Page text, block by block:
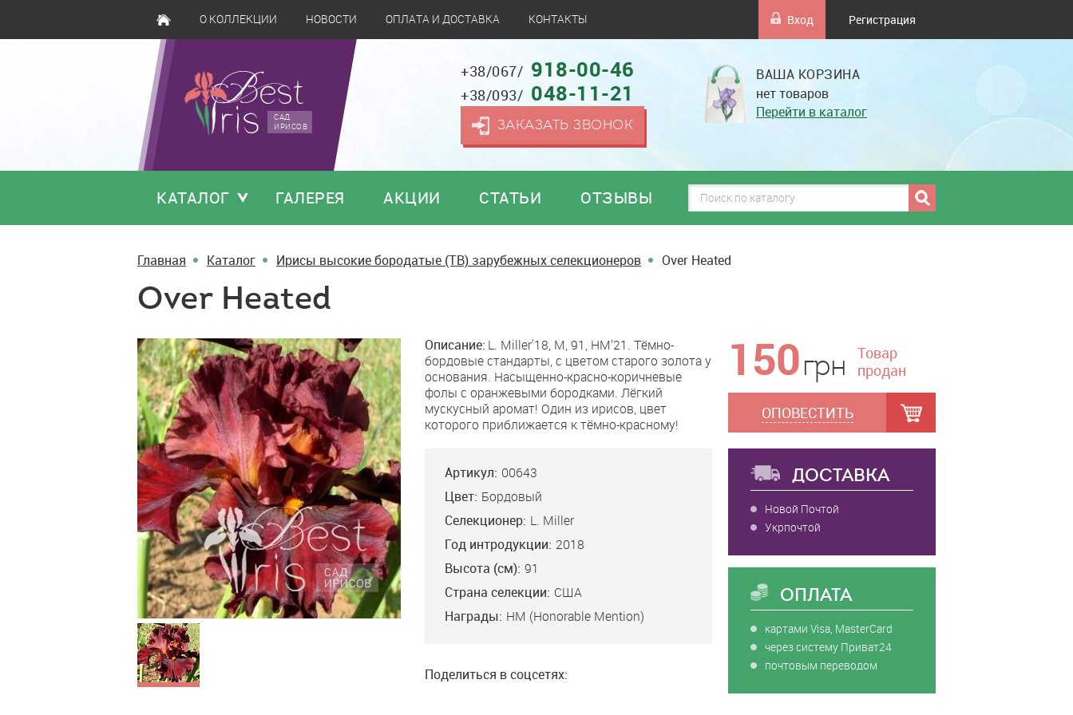
О КОЛЛЕКЦИИ НОВОСТИ ОПЛАТА И ДОСТАВКА КОНТАКТЫ Вход Регистрация
САД
ИРИСОВ
+38/067/ 918-00-46
+38/093/ 048-11-21
ЗАКАЗАТЬ ЗВОНОК
ВАША КОРЗИНА
нет товаров
Перейти в каталог
КАТАЛОГ ГАЛЕРЕЯ АКЦИИ СТАТЬИ ОТЗЫВЫ
Главная Каталог Ирисы высокие бородатые (TB) зарубежных селекционеров Over Heated
Over Heated
Over
Heated
Описание: L. Miller'18, M, 91, HM’21. Тёмно-
бордовые стандарты, с цветом старого золота у
основания. Насыщенно-красно-коричневые
фолы с оранжевыми бородками. Лёгкий
мускусный аромат! Один из ирисов, цвет
которого приближается к тёмно-красному!
Артикул: 00643
Цвет: Бордовый
Селекционер: L. Miller
Год интродукции: 2018
Высота (см): 91
Страна селекции: США
Награды: HM (Honorable Mention)
Поделиться в соцсетях:
грн
150грн
Товар
продан
ОПОВЕСТИТЬ
ДОСТАВКА
Новой Почтой
Укрпочтой
ОПЛАТА
картами Visa, MasterCard
через систему Приват24
почтовым переводом
House Afire
Ghio’03, EM, 91, HM’06.
Яркий, коричнево-
красный, с фиолетовым
напылением по центру
фолов, ирис. Тёмно-
оранжевые бородки.